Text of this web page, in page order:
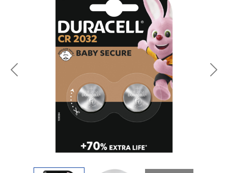
Previous